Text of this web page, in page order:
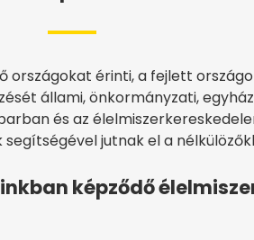
országokat érinti, a fejlett
állami, önkormányzati,
és az
jutnak el a
képződő